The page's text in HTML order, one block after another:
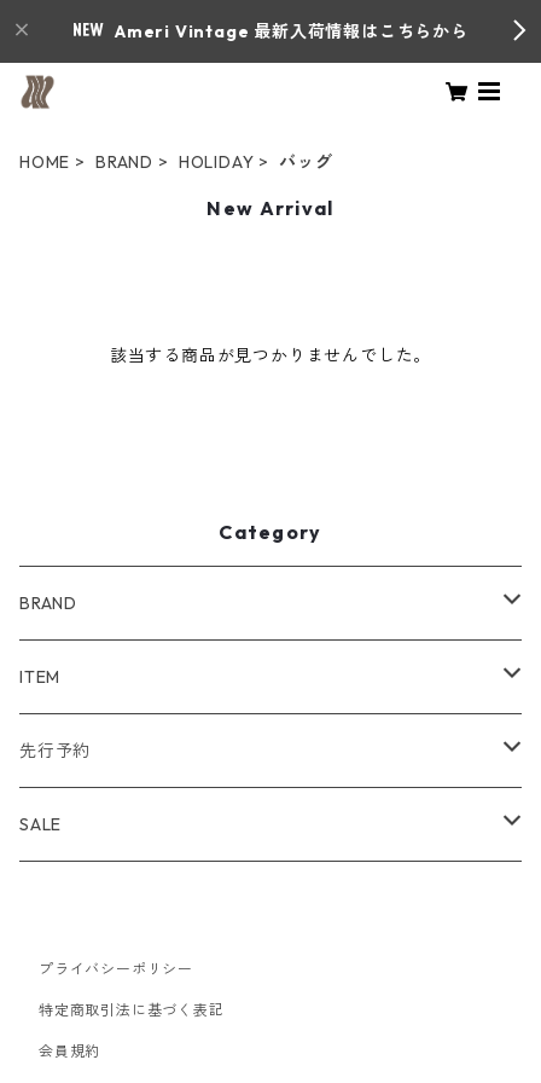
Ameri Vintage 最新入荷情報はこちらから
HOME BRAND HOLIDAY バッグ
New Arrival
該当する商品が見つかりませんでした。
Category
BRAND
WIND AND SEA
アウター
トップス
帽子
NAISSANCE
アウター
bal
トップス
アウター
MAISON EUREKA
アウター
SON OF THE CHEESE
ITEM
アウター
トップス
ワンピース
バッグ
先行予約
TODAYFUL 2020 SUMMER
Uhr 2025 Autumn / Winter
Uhr 2025 SPRING / SUMMER
SALE
20%
30%
プライバシーポリシー
特定商取引法に基づく表記
会員規約